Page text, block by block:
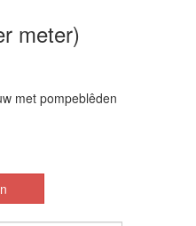
meter)
met pompeblêden